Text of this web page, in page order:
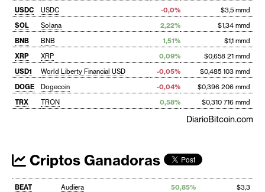
USDC USDC -0,0%
$3,5 mmd
SOL
Solana 2,22%
$1,34 mmd
BNB
BNB 1,51%
$1,1 mmd
XRP
XRP 0,09%
$0,658 21 mmd
USD1
World Liberty Financial USD -0,05%
$0,485 103 mmd
DOGE
Dogecoin -0,04%
$0,396 206 mmd
TRX
TRON 0,58% $0,310 716 mmd
DiarioBitcoin.com
Criptos Ganadoras
BEAT Audiera 50,85%
$3,3